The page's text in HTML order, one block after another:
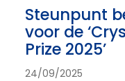
Steunpunt
voor de
Prize 2025’
24/09/2025